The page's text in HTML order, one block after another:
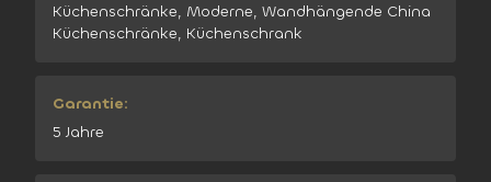
Küchenschränke, Moderne, Wandhängende China
Küchenschränke, Küchenschrank
Garantie:
5 Jahre